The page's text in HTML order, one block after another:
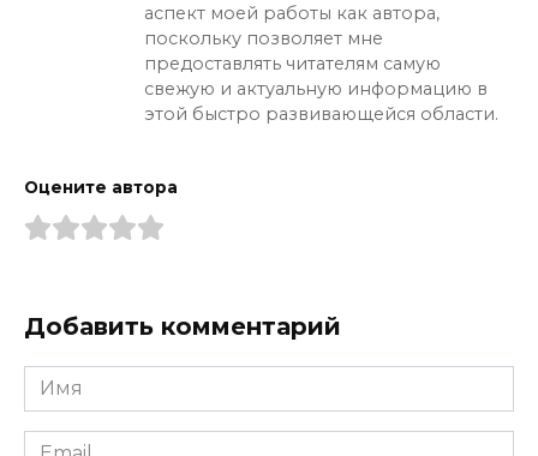
аспект моей работы как автора,
поскольку позволяет мне
предоставлять читателям самую
свежую и актуальную информацию в
этой быстро развивающейся области.
Оцените автора
Добавить комментарий
Имя
*
Email